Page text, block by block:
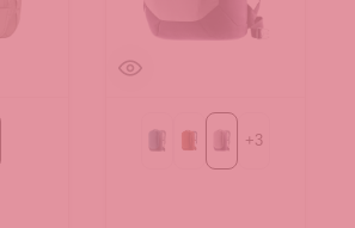
atlantic-ink
copper-oak
lavender-purple
+3